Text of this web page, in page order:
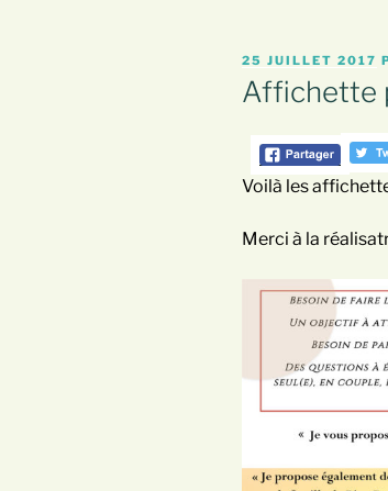
PUBLIÉ
LE
25 JUILLET 2017
Affichette
Voilà les
Merci à la